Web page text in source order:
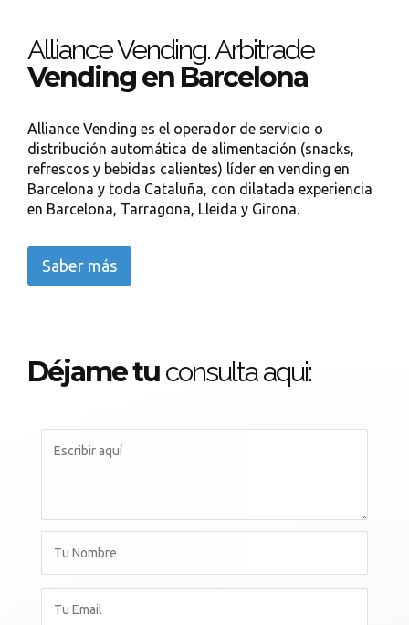
Alliance Vending. Arbitrade
Vending en Barcelona
Alliance Vending es el operador de servicio o
distribución automática de alimentación (snacks,
refrescos y bebidas calientes) líder en vending en
Barcelona y toda Cataluña, con dilatada experiencia
en Barcelona, Tarragona, Lleida y Girona.
Saber más
Déjame tu consulta aqui: